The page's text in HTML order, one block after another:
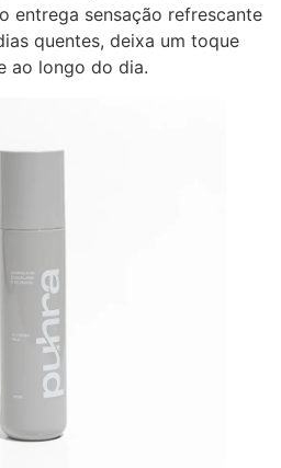
entrega sensação refrescante
quentes, deixa um toque
ao longo do dia.